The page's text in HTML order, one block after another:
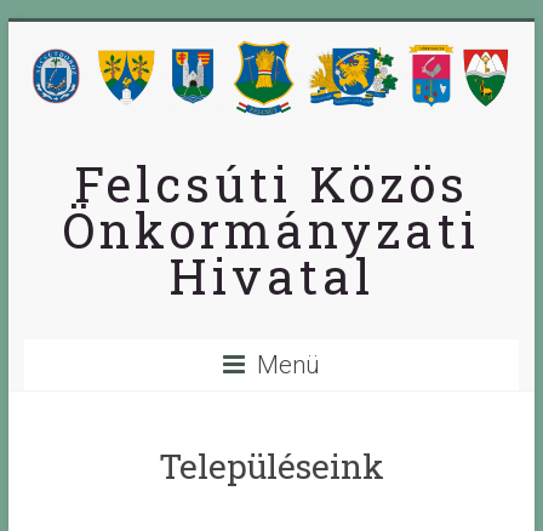
Felcsúti Közös
Önkormányzati
Hivatal
Menü
Településeink